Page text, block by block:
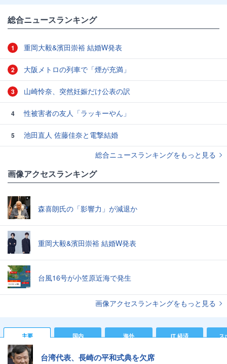
総合ニュースランキング
1 重岡大毅&濱田崇裕 結婚W発表
2 大阪メトロの列車で「煙が充満」
3 山崎怜奈、突然妊娠だけ公表の訳
4 性被害者の友人「ラッキーやん」
5
池田直人 佐藤佳奈と電撃結婚
総合ニュースランキングをもっと見る
画像アクセスランキング
森喜朗氏の「影響力」が減退か
重岡大毅&濱田崇裕 結婚W発表
台風16号が小笠原近海で発生
画像アクセスランキングをもっと見る
主要 国内 海外 IT 経済 ス
台湾代表、長崎の平和式典を欠席